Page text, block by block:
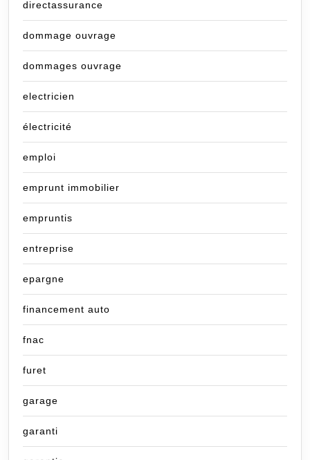
directassurance
dommage ouvrage
dommages ouvrage
electricien
électricité
emploi
emprunt immobilier
empruntis
entreprise
epargne
financement auto
fnac
furet
garage
garanti